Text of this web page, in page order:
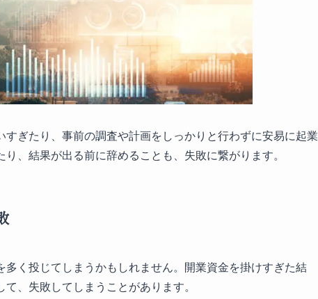
ぎたり、事前の調査や計画をしっかりと行わずに安易に起業
、結果が出る前に辞めることも、失敗に繋がります。
多く投じてしまうかもしれません。開業資金を掛けすぎた結
、失敗してしまうことがあります。